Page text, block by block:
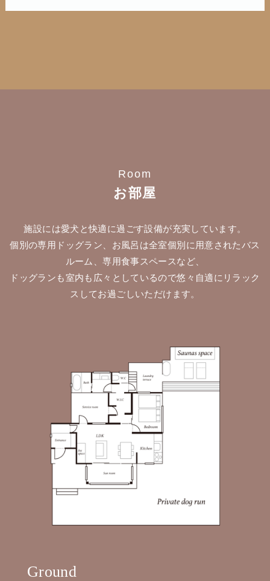
Room
お部屋
施設には愛犬と快適に過ごす設備が充実しています。
個別の専用ドッグラン、お風呂は全室個別に用意されたバス
ルーム、専用食事スペースなど、
ドッグランも室内も広々としているので悠々自適にリラック
スしてお過ごしいただけます。
Ground